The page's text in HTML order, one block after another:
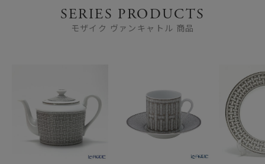
SERIES PRODUCTS
モザイク ヴァンキャトル 商品